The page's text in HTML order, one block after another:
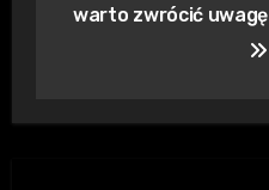
warto zwrócić uwagę